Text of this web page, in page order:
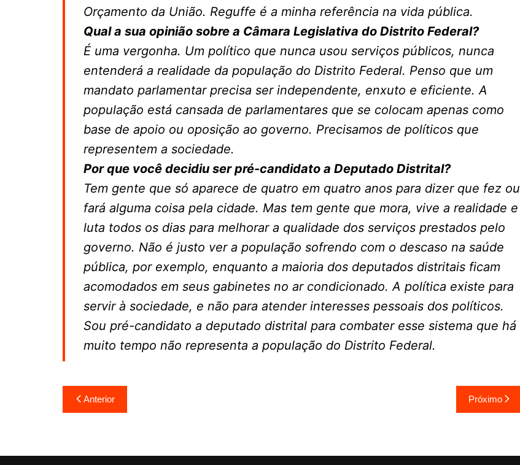
Orçamento da União. Reguffe é a minha referência na vida pública.
Qual a sua opinião sobre a Câmara Legislativa do Distrito Federal?
É uma vergonha. Um político que nunca usou serviços públicos, nunca
entenderá a realidade da população do Distrito Federal. Penso que um
mandato parlamentar precisa ser independente, enxuto e eficiente. A
população está cansada de parlamentares que se colocam apenas como
base de apoio ou oposição ao governo. Precisamos de políticos que
representem a sociedade.
Por que você decidiu ser pré-candidato a Deputado Distrital?
Tem gente que só aparece de quatro em quatro anos para dizer que fez ou
fará alguma coisa pela cidade. Mas tem gente que mora, vive a realidade e
luta todos os dias para melhorar a qualidade dos serviços prestados pelo
governo. Não é justo ver a população sofrendo com o descaso na saúde
pública, por exemplo, enquanto a maioria dos deputados distritais ficam
acomodados em seus gabinetes no ar condicionado. A política existe para
servir à sociedade, e não para atender interesses pessoais dos políticos.
Sou pré-candidato a deputado distrital para combater esse sistema que há
muito tempo não representa a população do Distrito Federal.
Navegação
de
Anterior Próximo